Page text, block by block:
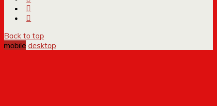
Back to top
mobile desktop